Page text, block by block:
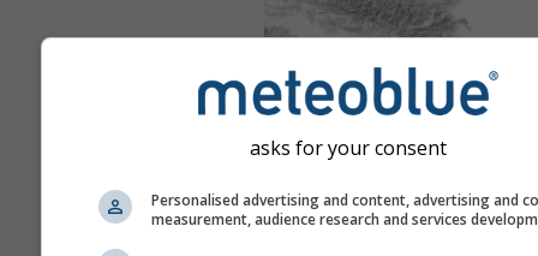
asks for your consent
Personalised advertising and content, advertising and
measurement, audience research and services